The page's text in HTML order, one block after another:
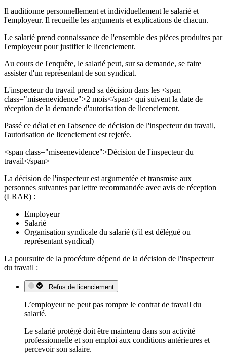
Il auditionne personnellement et individuellement le salarié et
l'employeur. Il recueille les arguments et explications de chacun.
Le salarié prend connaissance de l'ensemble des pièces produites par
l'employeur pour justifier le licenciement.
Au cours de l'enquête, le salarié peut, sur sa demande, se faire
assister d'un représentant de son syndicat.
L'inspecteur du travail prend sa décision dans les <span
class="miseenevidence">2 mois</span> qui suivent la date de
réception de la demande d'autorisation de licenciement.
Passé ce délai et en l'absence de décision de l'inspecteur du travail,
l'autorisation de licenciement est rejetée.
<span class="miseenevidence">Décision de l'inspecteur du
travail</span>
La décision de l'inspecteur est argumentée et transmise aux
personnes suivantes par lettre recommandée avec avis de réception
(LRAR) :
Employeur
Salarié
Organisation syndicale du salarié (s'il est délégué ou
représentant syndical)
La poursuite de la procédure dépend de la décision de l'inspecteur
du travail :
Refus de licenciement
L’employeur ne peut pas rompre le contrat de travail du
salarié.
Le salarié protégé doit être maintenu dans son activité
professionnelle et son emploi aux conditions antérieures et
percevoir son salaire.